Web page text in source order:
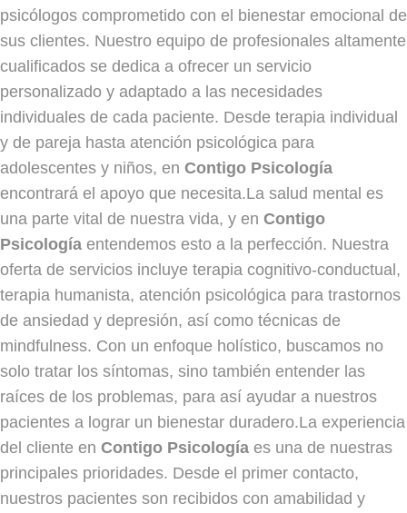
psicólogos comprometido con el bienestar emocional de
sus clientes. Nuestro equipo de profesionales altamente
cualificados se dedica a ofrecer un servicio
personalizado y adaptado a las necesidades
individuales de cada paciente. Desde terapia individual
y de pareja hasta atención psicológica para
adolescentes y niños, en Contigo Psicología
encontrará el apoyo que necesita.La salud mental es
una parte vital de nuestra vida, y en Contigo
Psicología entendemos esto a la perfección. Nuestra
oferta de servicios incluye terapia cognitivo-conductual,
terapia humanista, atención psicológica para trastornos
de ansiedad y depresión, así como técnicas de
mindfulness. Con un enfoque holístico, buscamos no
solo tratar los síntomas, sino también entender las
raíces de los problemas, para así ayudar a nuestros
pacientes a lograr un bienestar duradero.La experiencia
del cliente en Contigo Psicología es una de nuestras
principales prioridades. Desde el primer contacto,
nuestros pacientes son recibidos con amabilidad y